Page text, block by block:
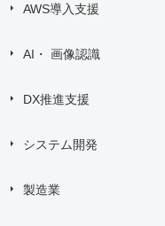
AWS導入支援
AI・ 画像認識
DX推進支援
システム開発
製造業